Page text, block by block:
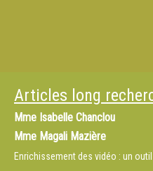
Articles long
Mme Isabelle Chanclou
Mme Magali Mazière
Enrichissement des vidéo : un